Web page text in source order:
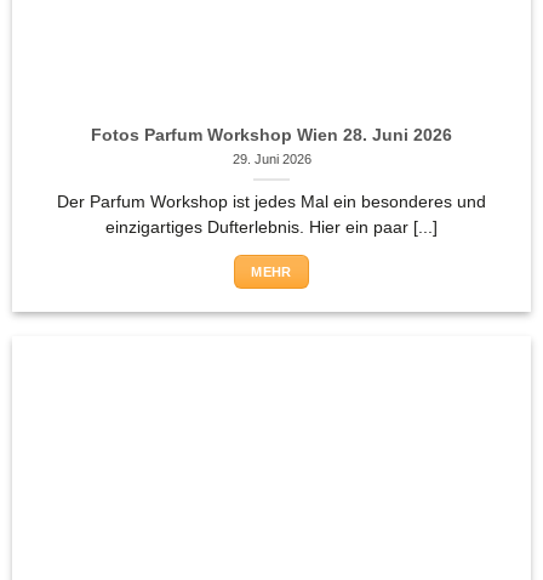
Fotos Parfum Workshop Wien 28. Juni 2026
29. Juni 2026
Der Parfum Workshop ist jedes Mal ein besonderes und
einzigartiges Dufterlebnis. Hier ein paar [...]
MEHR